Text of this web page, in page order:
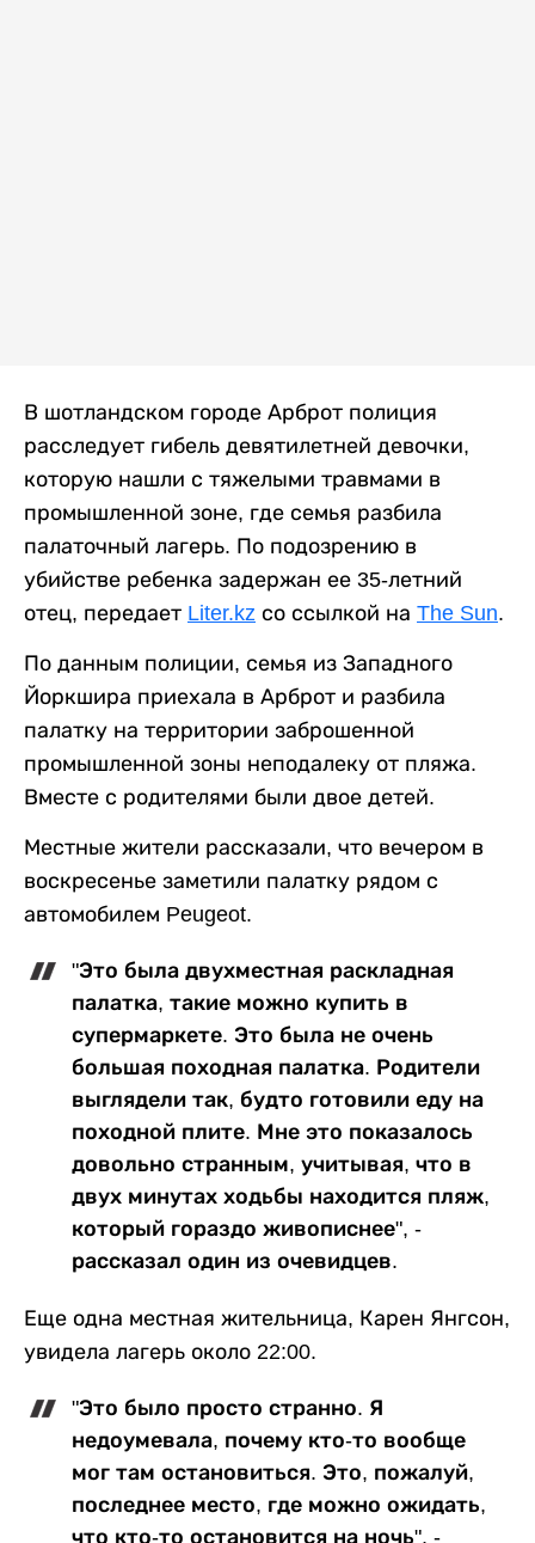
В шотландском городе Арброт полиция
расследует гибель девятилетней девочки,
которую нашли с тяжелыми травмами в
промышленной зоне, где семья разбила
палаточный лагерь. По подозрению в
убийстве ребенка задержан ее 35-летний
отец, передает Liter.kz со ссылкой на The Sun.
По данным полиции, семья из Западного
Йоркшира приехала в Арброт и разбила
палатку на территории заброшенной
промышленной зоны неподалеку от пляжа.
Вместе с родителями были двое детей.
Местные жители рассказали, что вечером в
воскресенье заметили палатку рядом с
автомобилем Peugeot.
"Это была двухместная раскладная
палатка, такие можно купить в
супермаркете. Это была не очень
большая походная палатка. Родители
выглядели так, будто готовили еду на
походной плите. Мне это показалось
довольно странным, учитывая, что в
двух минутах ходьбы находится пляж,
который гораздо живописнее", -
рассказал один из очевидцев.
Еще одна местная жительница, Карен Янгсон,
увидела лагерь около 22:00.
"Это было просто странно. Я
недоумевала, почему кто-то вообще
мог там остановиться. Это, пожалуй,
последнее место, где можно ожидать,
что кто-то остановится на ночь", -